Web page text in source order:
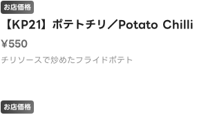
【KP21】ポテトチリ／Potato Chilli
お店価格
¥550
チリソースで炒めたフライドポテト
お店価格